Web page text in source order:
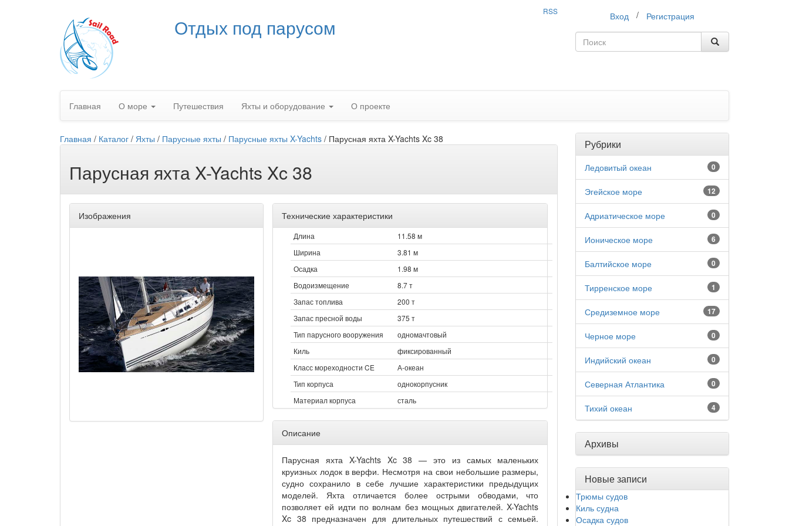
RSS
Отдых под парусом Вход / Регистрация
Главная О море Путешествия Яхты и оборудование О проекте
Главная / Каталог / Яхты / Парусные яхты / Парусные яхты X-Yachts / Парусная яхта X-Yachts Xc 38
Парусная яхта X-Yachts Xc 38
Изображения Технические характеристики
Длина
11.58 м
Ширина
3.81 м
Осадка
1.98 м
Водоизмещение
8.7 т
Запас топлива
200 т
Запас пресной воды
375 т
Тип парусного вооружения
одномачтовый
Киль
фиксированный
Класс мореходности CE
А-океан
Тип корпуса
однокорпусник
Материал корпуса
сталь
Описание
Парусная яхта X-Yachts Xc 38 — это из самых маленьких
круизных лодок в верфи. Несмотря на свои небольшие размеры,
судно сохранило в себе лучшие характеристики предыдущих
моделей. Яхта отличается более острыми обводами, что
позволяет ей идти по волнам без мощных двигателей. X-Yachts
Xc 38 предназначен для длительных путешествий с семьей.
Рубрики
0
Ледовитый океан
12
Эгейское море
0
Адриатическое море
6
Ионическое море
0
Балтийское море
1
Тирренское море
17
Средиземное море
0
Черное море
0
Индийский океан
0
Северная Атлантика
4
Тихий океан
Архивы
Новые записи
Трюмы судов
Киль судна
Осадка судов